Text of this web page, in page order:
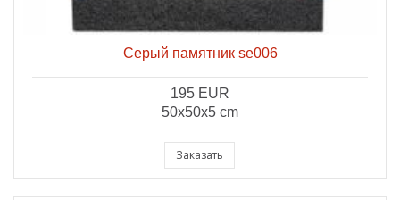
Серый памятник se006
195 EUR
50x50x5 cm
Заказать